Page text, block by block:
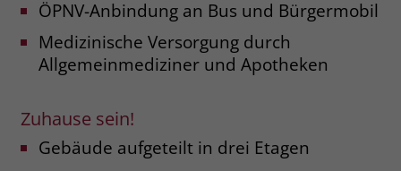
ÖPNV-Anbindung an Bus und Bürgermobil
Medizinische Versorgung durch
Allgemeinmediziner und Apotheken
Zuhause sein!
Gebäude aufgeteilt in drei Etagen
Anbieter .fonts.net
Zweck
This cookie, set by Cloudflare, is used to
support Cloudflare Bot Management.
Name _gcl_au
Anbieter
Laufzeit 90 Tage
Zweck Enthält eine zufallsgenerierte User-ID.